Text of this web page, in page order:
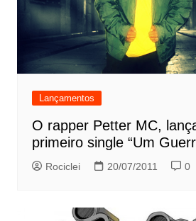
Lançamentos
O rapper Petter MC,
primeiro single “Um
Rociclei 20/07/2011 0